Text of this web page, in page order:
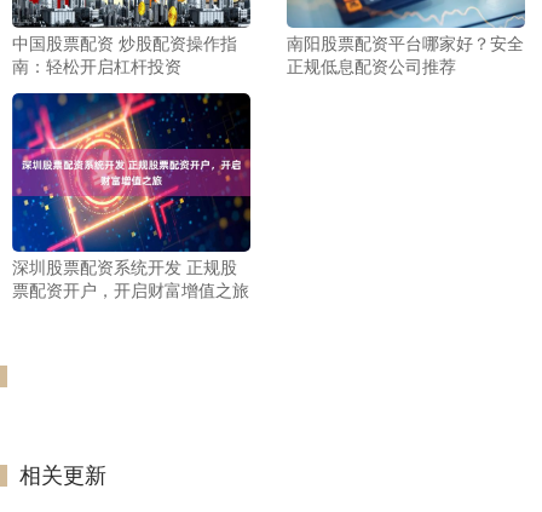
中国股票配资 炒股配资操作指
南：轻松开启杠杆投资
南阳股票配资平台哪家好？安全
正规低息配资公司推荐
深圳股票配资系统开发 正规股
票配资开户，开启财富增值之旅
相关更新